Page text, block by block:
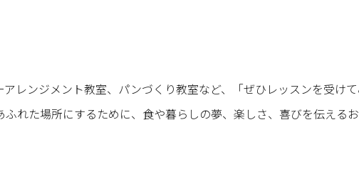
レンジメント教室、パンづくり教室など、「ぜひレッスンを受け
れた場所にするために、食や暮らしの夢、楽しさ、喜びを伝える